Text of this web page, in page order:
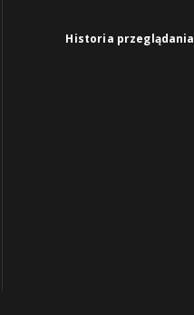
Historia przeglądania